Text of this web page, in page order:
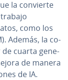
la convierte
como los
Además, la co­
de cuarta ge­ne­
de manera
de IA.